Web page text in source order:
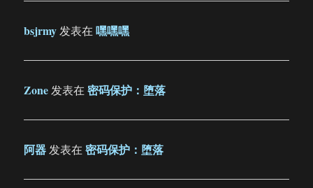
bsjrmy发表在嘿嘿嘿
Zone发表在密码保护：堕落
阿器发表在密码保护：堕落